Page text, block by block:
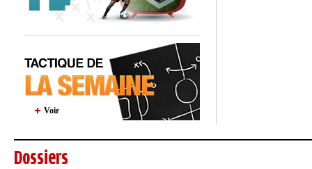
Voir
Dossiers